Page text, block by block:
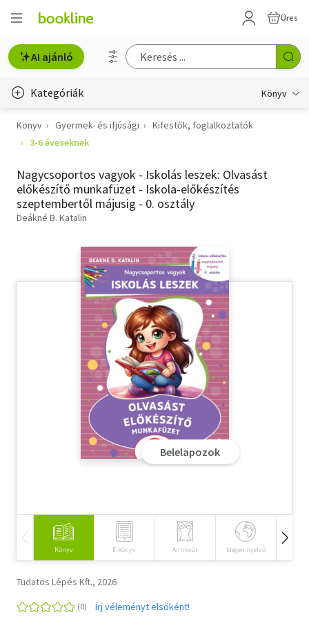
Üres
AI ajánló
Kategóriák Könyv
Életmód, egészség
Gyermek- és ifjúsági
Hobbi, szabadidő
Szótár, nyelvkönyv
Tankönyv, segédkönyv
Társadalomtudomány
Természettudomány
Könyv Gyermek- és ifjúsági
Kifestők, foglalkoztatók
3-6 éveseknek
Nagycsoportos vagyok - Iskolás leszek: Olvasást
előkészítő munkafüzet - Iskola-előkészítés
szeptembertől májusig - 0. osztály
Deákné B. Katalin
Belelapozok
Könyv E-könyv Antikvár Idegen nyelvű
Tudatos Lépés Kft., 2026
Írj véleményt elsőként!